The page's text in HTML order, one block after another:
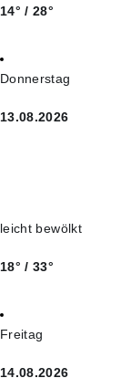
14° / 28°
Donnerstag
13.08.2026
leicht bewölkt
18° / 33°
Freitag
14.08.2026